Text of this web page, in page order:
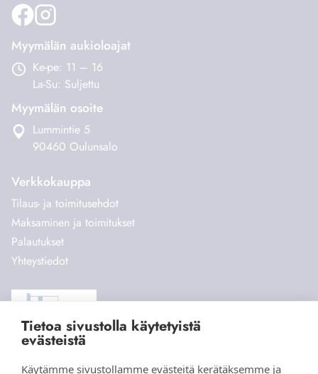
Tietoa sivustolla käytetyistä
evästeistä
Käytämme sivustollamme evästeitä kerätäksemme ja
Myymälän aukioloajat
Ke-pe: 11 – 16
La-Su: Suljettu
Myymälän osoite
Lummintie 5
90460 Oulunsalo
Verkkokauppa
Tilaus- ja toimitusehdot
Maksaminen ja toimitukset
Palautukset
Yhteystiedot